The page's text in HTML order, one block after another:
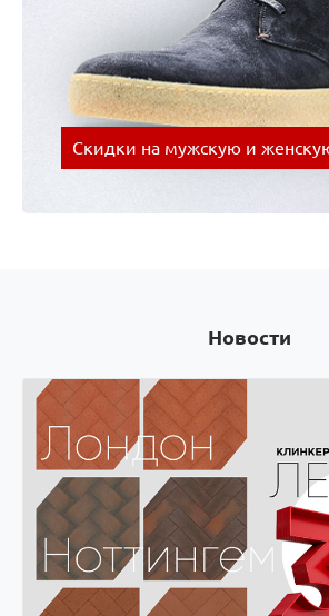
Скидки на мужскую и
на следующую покупку! Оплачивай
Новости